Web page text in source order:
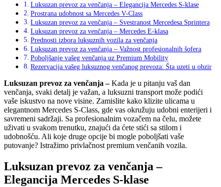
Luksuzan prevoz za venčanja – Elegancija Mercedes S-klase
Prostrana udobnost sa Mercedes V-Class
Luksuzan prevoz za venčanja – Svestranost Mercedesa Sprintera
Luksuzan prevoz za venčanja – Mercedes E-klasa
Prednosti izbora luksuznih vozila za venčanja
Luksuzan prevoz za venčanja – Važnost profesionalnih šofera
Poboljšanje vašeg venčanja uz Premium Mobility
Rezervacija vašeg luksuznog venčanog prevoza: Šta uzeti u obzir
Luksuzan prevoz za venčanja –Kada je u pitanju vaš dan
venčanja, svaki detalj je važan, a luksuzni transport može podići
vaše iskustvo na nove visine. Zamislite kako klizite ulicama u
elegantnom Mercedes S-Class, gde vas okružuju udobni enterijeri i
savremeni sadržaji. Sa profesionalnim vozačem na čelu, možete
uživati u svakom trenutku, znajući da ćete stići sa stilom i
udobnošću. Ali koje druge opcije bi mogle poboljšati vaše
putovanje? Istražimo privlačnost premium venčanih vozila.
Luksuzan prevoz za venčanja –
Elegancija Mercedes S-klase